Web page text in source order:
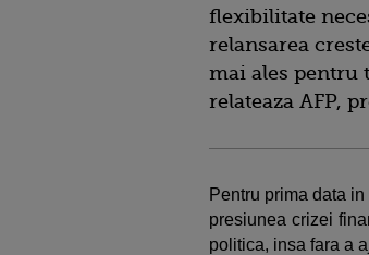
flexibilitate
relansarea
mai ales pentru
relateaza AFP,
Pentru prima data
presiunea crizei
politica, insa fara a